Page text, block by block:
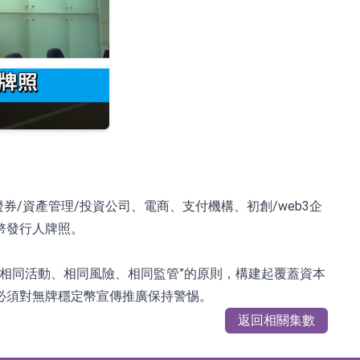
/資產管理/投資公司、電商、支付機構、初創/web3企
行人牌照。
同活動、相同風險、相同監管”的原則，構建起覆蓋資本
對無牌穩定幣宣傳推廣保持警惕。
返回相關集數